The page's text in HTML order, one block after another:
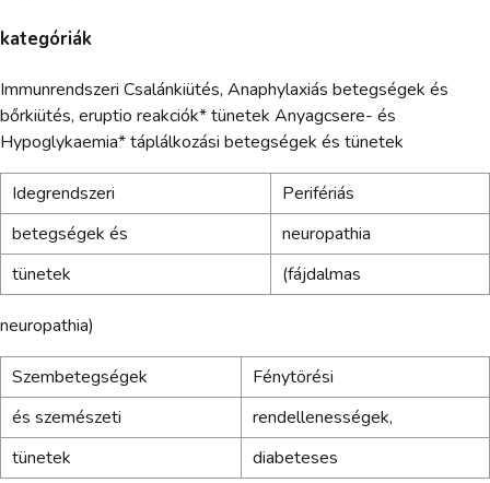
kategóriák
Immunrendszeri Csalánkiütés, Anaphylaxiás betegségek és
bőrkiütés, eruptio reakciók* tünetek Anyagcsere- és
Hypoglykaemia* táplálkozási betegségek és tünetek
Idegrendszeri
Perifériás
betegségek és
neuropathia
tünetek
(fájdalmas
neuropathia)
Szembetegségek
Fénytörési
és szemészeti
rendellenességek,
tünetek
diabeteses